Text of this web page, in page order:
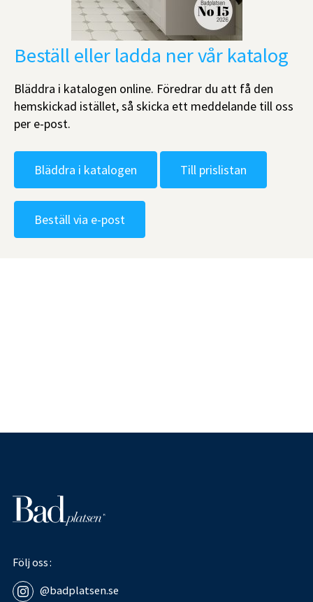
Beställ eller ladda ner vår katalog
Bläddra i katalogen online. Föredrar du att få den
hemskickad istället, så skicka ett meddelande till oss
per e-post.
Bläddra i katalogen Till prislistan
Beställ via e-post
Följ oss
@badplatsen.se